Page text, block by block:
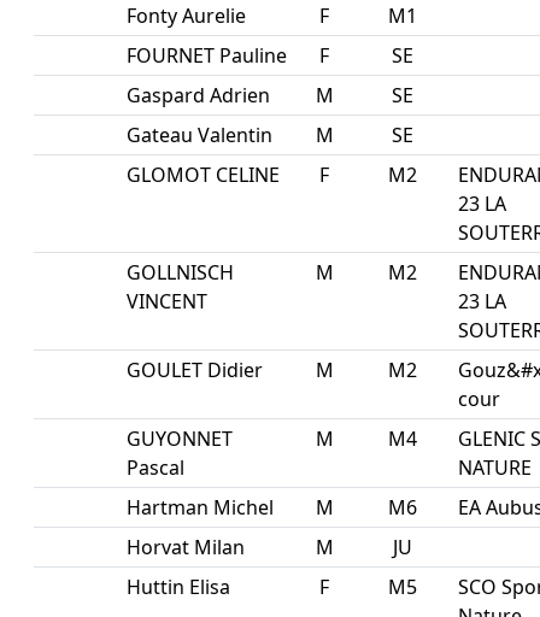
Fonty Aurelie
F
M1
FOURNET Pauline
F
SE
Gaspard Adrien
M
SE
Gateau Valentin
M
SE
GLOMOT CELINE
F M2
23 LA
GOLLNISCH
VINCENT
M M2
23 LA
GOULET Didier
M M2
cour
GUYONNET
Pascal
M M4
GLENIC
NATURE
Hartman Michel
M M6
EA
Horvat Milan
M
JU
Huttin Elisa
F M5
SCO